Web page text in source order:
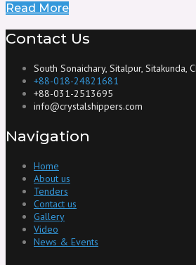
Read More
Contact Us
South Sonaichary, Sitalpur, Sitakunda,
+88-018-24821681
+88-031-2513695
info@crystalshippers.com
Navigation
Home
About us
Tenders
Contact us
Gallery
Video
News & Events